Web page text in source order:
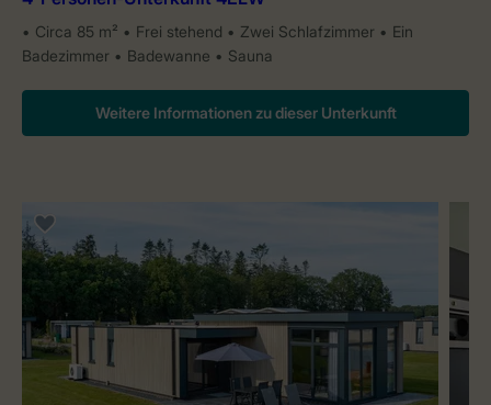
Circa 85 m² Frei stehend Zwei Schlafzimmer
Ein
Badezimmer
Badewanne Sauna
Weitere Informationen zu dieser Unterkunft